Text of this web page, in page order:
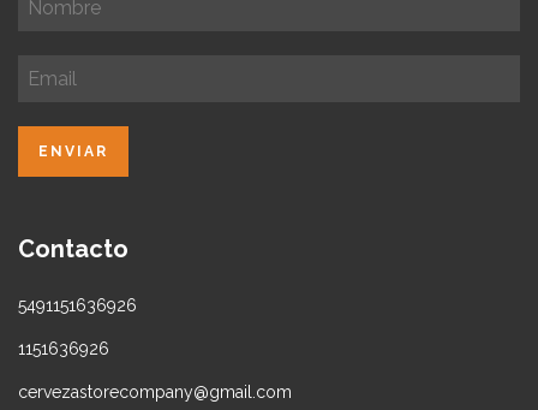
Contacto
5491151636926
1151636926
cervezastorecompany@gmail.com